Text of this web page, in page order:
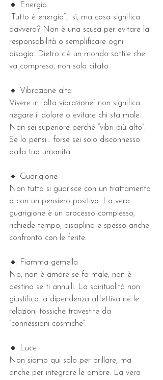
🔸 Energia
“Tutto è energia”… sì, ma cosa significa
davvero? Non è una scusa per evitare la
responsabilità o semplificare ogni
disagio. Dietro c’è un mondo sottile che
va compreso, non solo citato.
🔸 Vibrazione alta
Vivere in “alta vibrazione” non significa
negare il dolore o evitare chi sta male.
Non sei superiore perché “vibri più alto”.
Se lo pensi… forse sei solo disconnesso
dalla tua umanità.
🔸 Guarigione
Non tutto si guarisce con un trattamento
o con un pensiero positivo. La vera
guarigione è un processo complesso,
richiede tempo, disciplina e spesso anche
confronto con le ferite.
🔸 Fiamma gemella
No, non è amore se fa male, non è
destino se ti annulli. La spiritualità non
giustifica la dipendenza affettiva né le
relazioni tossiche travestite da
“connessioni cosmiche”.
🔸 Luce
Non siamo qui solo per brillare, ma
anche per integrare le ombre. La vera